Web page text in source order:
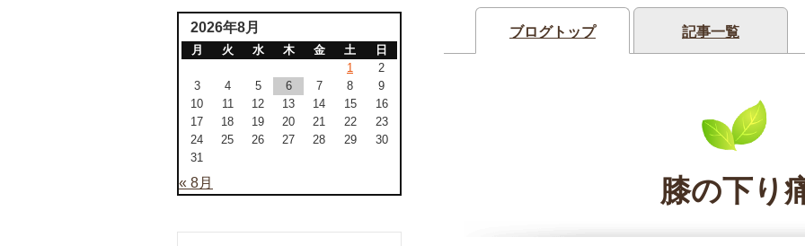
ブログトップ 記事一覧
膝の下り
2026年8月
月 火 水 木 金 土
日
1
2
3
4 5 6 7 8
9
10
11 12 13 14 15
16
17
18 19 20 21 22
23
24
25 26 27 28 29
30
31
« 8月